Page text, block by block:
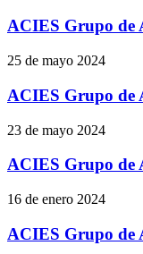
ACIES Grupo de
25 de mayo 2024
ACIES Grupo de
23 de mayo 2024
ACIES Grupo de
16 de enero 2024
ACIES Grupo de